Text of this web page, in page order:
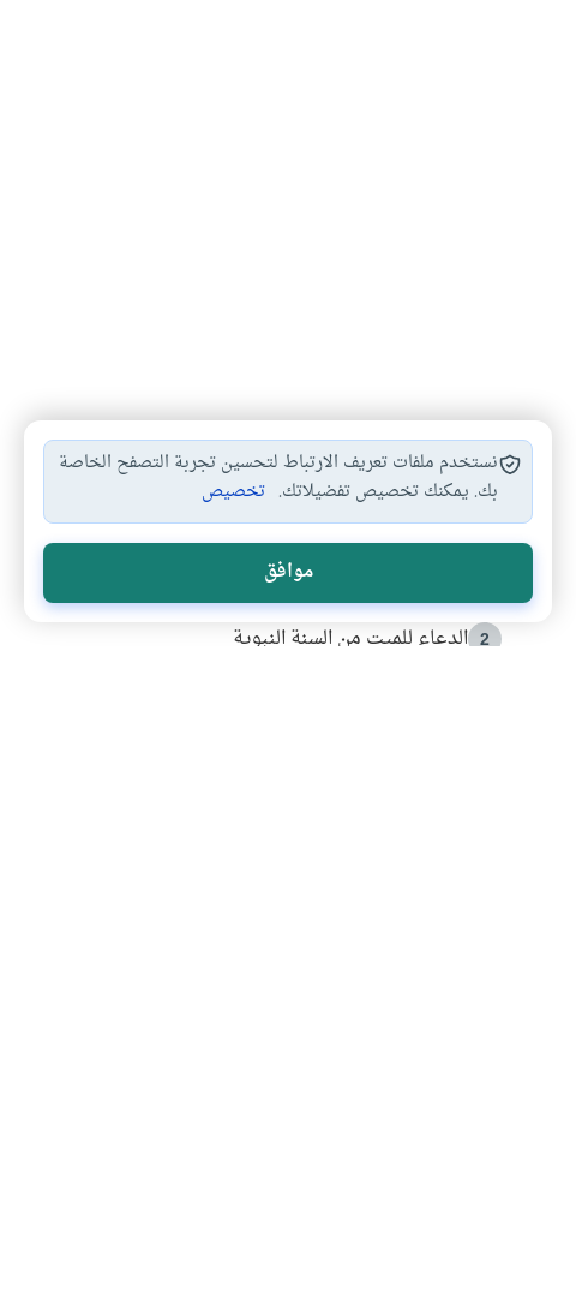
الأكثر قراءة
أدعية من السنة النبوية
2 الدعاء للميت من السنة النبوية
نستخدم ملفات تعريف الارتباط لتحسين تجربة التصفح الخاصة
بك. يمكنك تخصيص تفضيلاتك. تخصيص
موافق